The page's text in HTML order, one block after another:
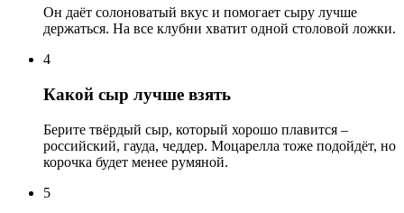
Он даёт солоноватый вкус и помогает сыру лучше
держаться. На все клубни хватит одной столовой ложки.
4
Какой сыр лучше взять
Берите твёрдый сыр, который хорошо плавится –
российский, гауда, чеддер. Моцарелла тоже подойдёт, но
корочка будет менее румяной.
5